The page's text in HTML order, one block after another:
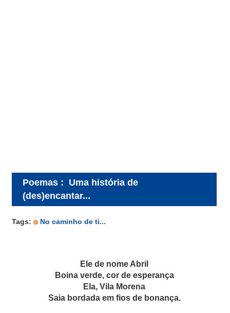
Poemas : Uma história de
(des)encantar...
Tags: No caminho de ti...
Ele de nome Abril
Boina verde, cor de esperança
Ela, Vila Morena
Saia bordada em fios de bonança.